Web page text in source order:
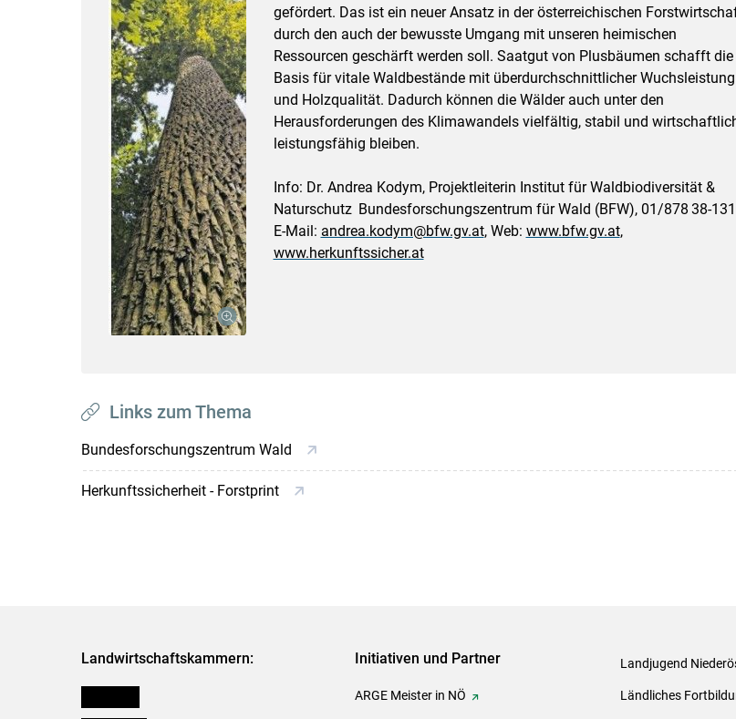
gefördert. Das ist ein neuer Ansatz in der österreichischen
durch den auch der bewusste Umgang mit unseren heimischen
Ressourcen geschärft werden soll. Saatgut von Plusbäumen schafft die
Basis für vitale Waldbestände mit überdurchschnittlicher Wuchsleistung
und Holzqualität. Dadurch können die Wälder auch unter den
Herausforderungen des Klimawandels vielfältig, stabil und
leistungsfähig bleiben.
Info: Dr. Andrea Kodym, Projektleiterin Institut für Waldbiodiversität &
Naturschutz Bundesforschungszentrum für Wald (BFW), 01/​878 38-
E-Mail: andrea.kodym@​bfw.gv.at, Web: www.bfw.gv.at,
www.herkunftssicher.at
Links zum Thema
Bundesforschungszentrum Wald
Herkunftssicherheit - Forstprint
Landwirtschaftskammern: Initiativen und Partner
ARGE Meister in NÖ
Landjugend
Ländliches